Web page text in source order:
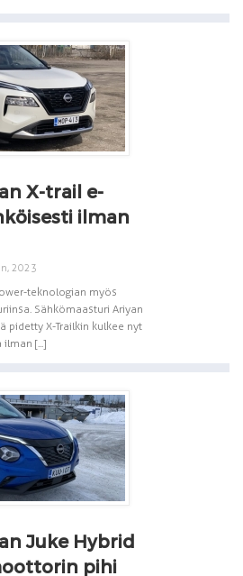
X-trail e-
ilman
2023
teknologian myös
Sähkömaasturi Ariyan
X-Trailkin kulkee nyt
[...]
Juke Hybrid
pihi